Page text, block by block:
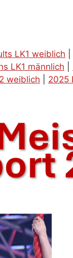
LK1 weiblich
LK1 männlich
weiblich 2025